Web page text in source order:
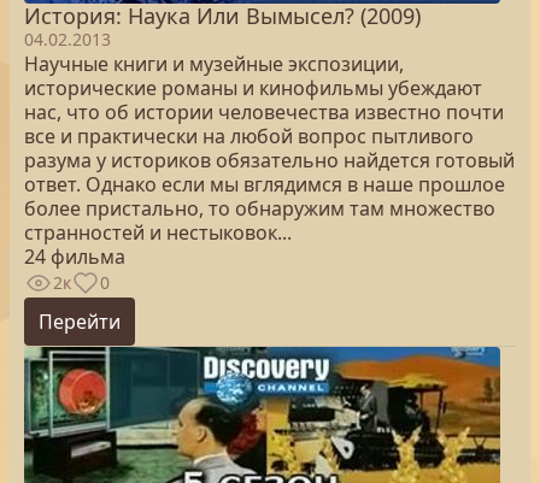
История: Наука Или Вымысел? (2009)
04.02.2013
Научные книги и музейные экспозиции,
исторические романы и кинофильмы убеждают
нас, что об истории человечества известно почти
все и практически на любой вопрос пытливого
разума у историков обязательно найдется готовый
ответ. Однако если мы вглядимся в наше прошлое
более пристально, то обнаружим там множество
странностей и нестыковок...
24 фильма
2к 0
Перейти